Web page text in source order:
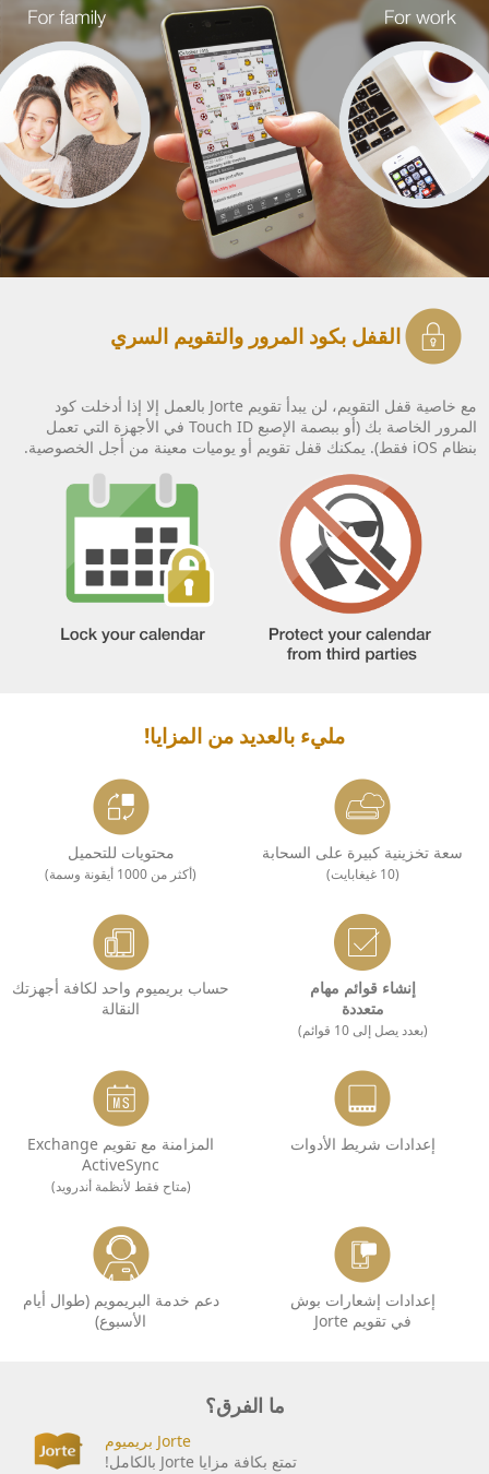
القفل بكود المرور والتقويم السري
مع خاصية قفل التقويم، لن يبدأ تقويم Jorte بالعمل إلا إذا أدخلت كود
المرور الخاصة بك (أو ببصمة الإصبع Touch ID في الأجهزة التي تعمل
بنظام iOS فقط). يمكنك قفل تقويم أو يوميات معينة من أجل الخصوصية.
مليء بالعديد من المزايا!
سعة تخزينية كبيرة على السحابة
(10 غيغابايت)
محتويات للتحميل
(أكثر من 1000 أيقونة وسمة)
إنشاء قوائم مهام
متعددة
(بعدد يصل إلى 10 قوائم)
حساب بريميوم واحد لكافة أجهزتك
النقالة
إعدادات شريط الأدوات
المزامنة مع تقويم Exchange
ActiveSync
(متاح فقط لأنظمة أندرويد)
إعدادات إشعارات بوش
في تقويم Jorte
دعم خدمة البريمويم (طوال أيام
الأسبوع)
ما الفرق؟
Jorte بريميوم
تمتع بكافة مزايا Jorte بالكامل!